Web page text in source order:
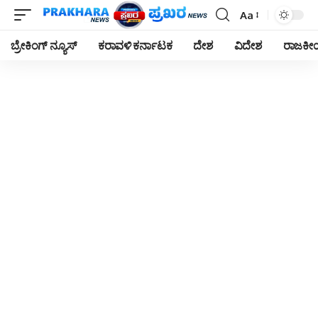
Font
Resizer
Aa
ಬ್ರೇಕಿಂಗ್ ನ್ಯೂಸ್ ಕರಾವಳಿ ಕರ್ನಾಟಕ ದೇಶ ವಿದೇಶ